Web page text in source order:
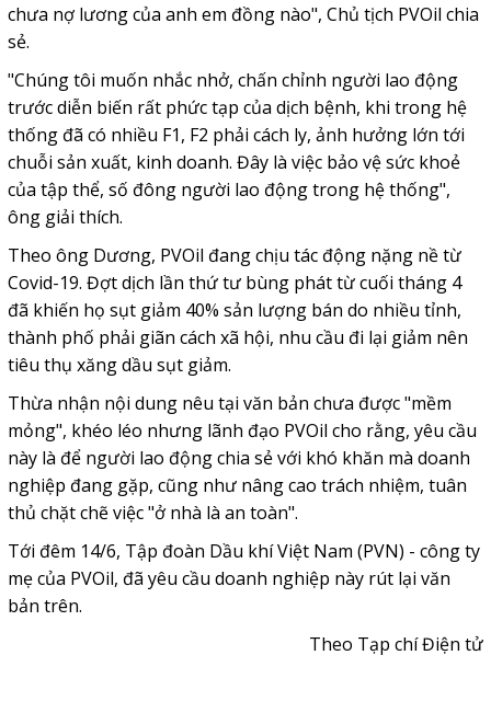
chưa nợ lương của anh em đồng nào", Chủ tịch PVOil chia
sẻ.
"Chúng tôi muốn nhắc nhở, chấn chỉnh người lao động
trước diễn biến rất phức tạp của dịch bệnh, khi trong hệ
thống đã có nhiều F1, F2 phải cách ly, ảnh hưởng lớn tới
chuỗi sản xuất, kinh doanh. Đây là việc bảo vệ sức khoẻ
của tập thể, số đông người lao động trong hệ thống",
ông giải thích.
Theo ông Dương, PVOil đang chịu tác động nặng nề từ
Covid-19. Đợt dịch lần thứ tư bùng phát từ cuối tháng 4
đã khiến họ sụt giảm 40% sản lượng bán do nhiều tỉnh,
thành phố phải giãn cách xã hội, nhu cầu đi lại giảm nên
tiêu thụ xăng dầu sụt giảm.
Thừa nhận nội dung nêu tại văn bản chưa được "mềm
mỏng", khéo léo nhưng lãnh đạo PVOil cho rằng, yêu cầu
này là để người lao động chia sẻ với khó khăn mà doanh
nghiệp đang gặp, cũng như nâng cao trách nhiệm, tuân
thủ chặt chẽ việc "ở nhà là an toàn".
Tới đêm 14/6, Tập đoàn Dầu khí Việt Nam (PVN) - công ty
mẹ của PVOil, đã yêu cầu doanh nghiệp này rút lại văn
bản trên.
Theo Tạp chí Điện tử